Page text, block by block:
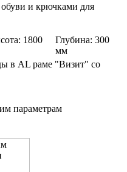
и крючками для
1800
Глубина: 300
мм
в AL раме "Визит" со
параметрам